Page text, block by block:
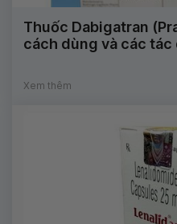
Thuốc Dabigatran
cách dùng và các
Xem thêm